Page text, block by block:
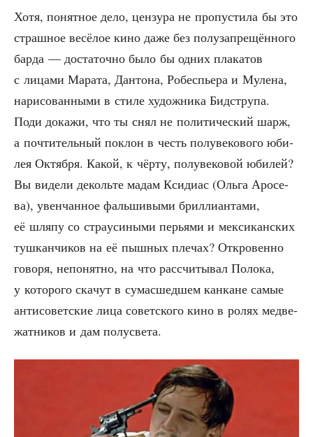
Хотя, понят­ное дело, цен­зу­ра не про­пу­сти­ла бы это
страш­ное весё­лое кино даже без полу­за­пре­щён­но­го
бар­да — доста­точ­но было бы одних пла­ка­тов
с лица­ми Мара­та, Дан­то­на, Робес­пье­ра и Муле­на,
нари­со­ван­ны­ми в сти­ле худож­ни­ка Бид­стру­па.
Поди дока­жи, что ты снял не поли­ти­че­ский шарж,
а почти­тель­ный поклон в честь полу­ве­ко­во­го юби­
лея Октяб­ря. Какой, к чёр­ту, полу­ве­ко­вой юби­лей?
Вы виде­ли деколь­те мадам Кси­диас (Оль­га Аро­се­
ва), увен­чан­ное фаль­ши­вы­ми брил­ли­ан­та­ми,
её шля­пу со стра­у­си­ны­ми перья­ми и мек­си­кан­ских
туш­кан­чи­ков на её пыш­ных пле­чах? Откро­вен­но
гово­ря, непо­нят­но, на что рас­счи­ты­вал Поло­ка,
у кото­ро­го ска­чут в сума­сшед­шем кан­кане самые
анти­со­вет­ские лица совет­ско­го кино в ролях мед­ве­
жат­ни­ков и дам полусвета.